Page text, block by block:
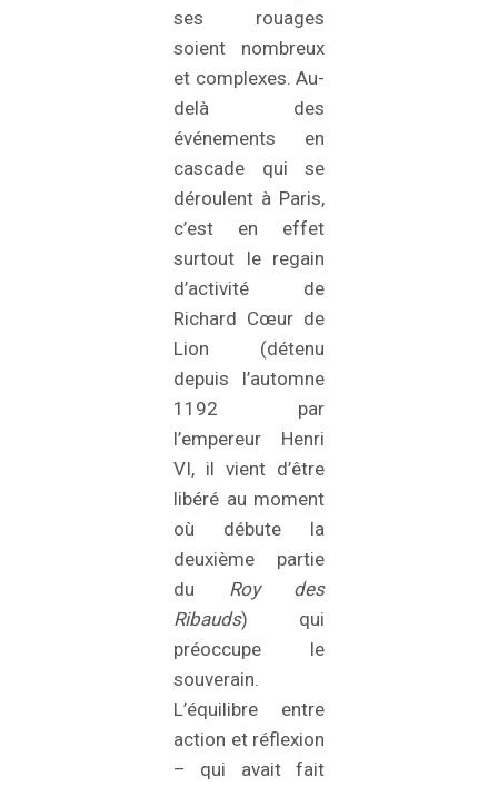
ses rouages
soient nombreux
et complexes. Au-
delà des
événements en
cascade qui se
déroulent à Paris,
c’est en effet
surtout le regain
d’activité de
Richard Cœur de
Lion (détenu
depuis l’automne
1192 par
l’empereur Henri
VI, il vient d’être
libéré au moment
où débute la
deuxième partie
du Roy des
Ribauds) qui
préoccupe le
souverain.
L’équilibre entre
action et réflexion
– qui avait fait